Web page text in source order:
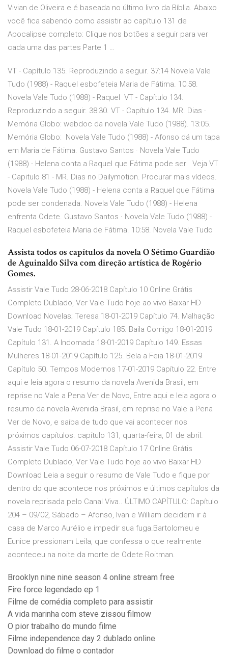
Vivian de Oliveira e é baseada no último livro da Bíblia. Abaixo
você fica sabendo como assistir ao capítulo 131 de
Apocalipse completo: Clique nos botões a seguir para ver
cada uma das partes Parte 1 …
VT - Capítulo 135. Reproduzindo a seguir. 37:14 Novela Vale
Tudo (1988) - Raquel esbofeteia Maria de Fátima. 10:58.
Novela Vale Tudo (1988) - Raquel VT - Capítulo 134.
Reproduzindo a seguir. 38:30. VT - Capítulo 134. MR. Dias ·
Memória Globo: webdoc da novela Vale Tudo (1988). 13:05.
Memória Globo: Novela Vale Tudo (1988) - Afonso dá um tapa
em Maria de Fátima. Gustavo Santos · Novela Vale Tudo
(1988) - Helena conta a Raquel que Fátima pode ser Veja VT
- Capitulo 81 - MR. Dias no Dailymotion. Procurar mais vídeos.
Novela Vale Tudo (1988) - Helena conta a Raquel que Fátima
pode ser condenada. Novela Vale Tudo (1988) - Helena
enfrenta Odete. Gustavo Santos · Novela Vale Tudo (1988) -
Raquel esbofeteia Maria de Fátima. 10:58. Novela Vale Tudo
Assista todos os capítulos da novela O Sétimo Guardião
de Aguinaldo Silva com direção artística de Rogério
Gomes.
Assistir Vale Tudo 28-06-2018 Capítulo 10 Online Grátis
Completo Dublado, Ver Vale Tudo hoje ao vivo Baixar HD
Download Novelas; Teresa 18-01-2019 Capítulo 74. Malhação
Vale Tudo 18-01-2019 Capítulo 185. Baila Comigo 18-01-2019
Capítulo 131. A Indomada 18-01-2019 Capítulo 149. Essas
Mulheres 18-01-2019 Capítulo 125. Bela a Feia 18-01-2019
Capítulo 50. Tempos Modernos 17-01-2019 Capítulo 22. Entre
aqui e leia agora o resumo da novela Avenida Brasil, em
reprise no Vale a Pena Ver de Novo, Entre aqui e leia agora o
resumo da novela Avenida Brasil, em reprise no Vale a Pena
Ver de Novo, e saiba de tudo que vai acontecer nos
próximos capítulos. capítulo 131, quarta-feira, 01 de abril.
Assistir Vale Tudo 06-07-2018 Capítulo 17 Online Grátis
Completo Dublado, Ver Vale Tudo hoje ao vivo Baixar HD
Download Leia a seguir o resumo de Vale Tudo e fique por
dentro do que acontece nos próximos e últimos capítulos da
novela reprisada pelo Canal Viva.. ÚLTIMO CAPÍTULO: Capítulo
204 – 09/02, Sábado – Afonso, Ivan e William decidem ir à
casa de Marco Aurélio e impedir sua fuga.Bartolomeu e
Eunice pressionam Leila, que confessa o que realmente
aconteceu na noite da morte de Odete Roitman.
Brooklyn nine nine season 4 online stream free
Fire force legendado ep 1
Filme de comédia completo para assistir
A vida marinha com steve zissou filmow
O pior trabalho do mundo filme
Filme independence day 2 dublado online
Download do filme o contador